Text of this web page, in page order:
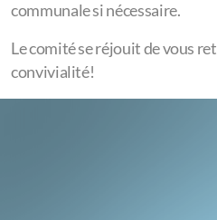
communale si nécessaire.
Le comité se réjouit de vous
convivialité!